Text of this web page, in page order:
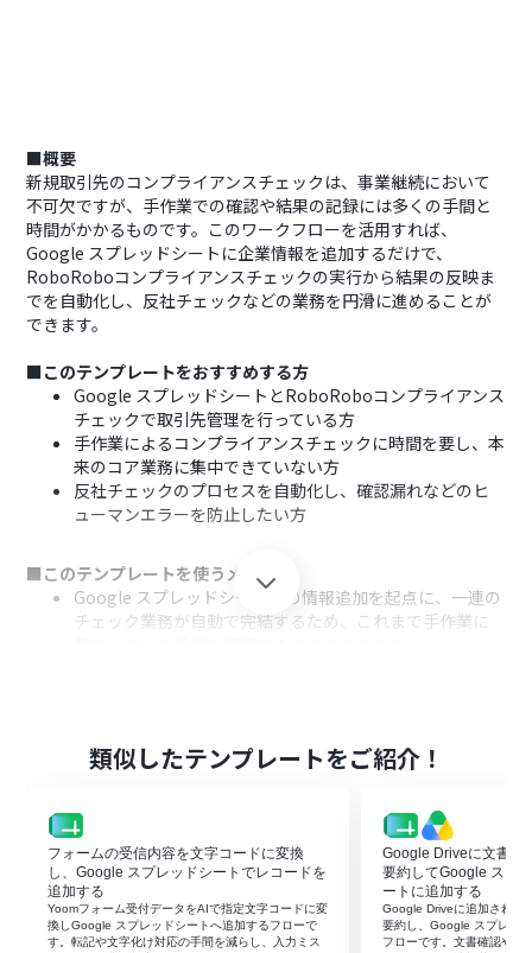
■概要
新規取引先のコンプライアンスチェックは、事業継続において
不可欠ですが、手作業での確認や結果の記録には多くの手間と
時間がかかるものです。このワークフローを活用すれば、
Google スプレッドシートに企業情報を追加するだけで、
RoboRoboコンプライアンスチェックの実行から結果の反映ま
でを自動化し、反社チェックなどの業務を円滑に進めることが
できます。
■このテンプレートをおすすめする方
Google スプレッドシートとRoboRoboコンプライアンス
チェックで取引先管理を行っている方
手作業によるコンプライアンスチェックに時間を要し、本
来のコア業務に集中できていない方
反社チェックのプロセスを自動化し、確認漏れなどのヒ
ューマンエラーを防止したい方
■このテンプレートを使うメリット
Google スプレッドシートへの情報追加を起点に、一連の
チェック業務が自動で完結するため、これまで手作業に
■フローボットの流れ
プライアンスチェックをYoomと連携します。
次に、トリガーでGoogle スプレッドシートを選択し、
「行が追加されたら」というアクションを設定し、対象の
シートを指定します。
オペレーションでRoboRoboコンプライアンスチェック
を選択し、「取引先登録・チェック実行」のアクションを
類似したテンプレートをご紹介！
フォームの受信内容を文字コードに変換
し、Google スプレッドシートでレコードを
追加する
Yoomフォーム受付データをAIで指定文字コードに変
換しGoogle スプレッドシートへ追加するフローで
す。転記や文字化け対応の手間を減らし、入力ミス
Google Driveに文書が
要約してGoogle スプ
ートに追加する
Google Driveに追加された
要約し、Google スプレッ
フローです。文書確認や転